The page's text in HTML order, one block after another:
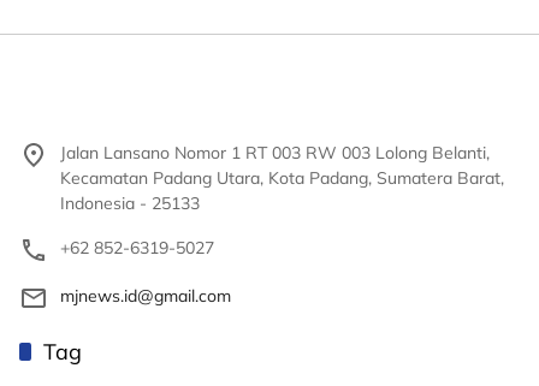
Jalan Lansano Nomor 1 RT 003 RW 003 Lolong Belanti,
Kecamatan Padang Utara, Kota Padang, Sumatera Barat,
Indonesia - 25133
+62 852-6319-5027
mjnews.id@gmail.com
Tag